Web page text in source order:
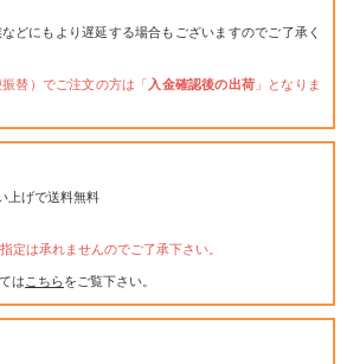
どにもより遅延する場合もございますのでご了承く
替）でご注文の方は「 入金確認後の出荷 」となりま
上げで送料無料
定は承れませんのでご了承下さい。
は こちらをご覧下さい。